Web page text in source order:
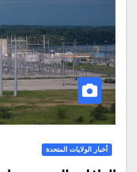
أخبار الولايات المتحدة